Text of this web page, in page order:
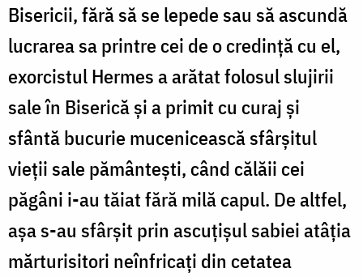
Bisericii, fără să se lepede sau să ascundă
lucrarea sa printre cei de o credință cu el,
exorcistul Hermes a arătat folosul slujirii
sale în Biserică și a primit cu curaj și
sfântă bucurie mucenicească sfârșitul
vieții sale pământești, când călăii cei
păgâni i-au tăiat fără milă capul. De altfel,
așa s-au sfârșit prin ascuțișul sabiei atâția
mărturisitori neînfricați din cetatea